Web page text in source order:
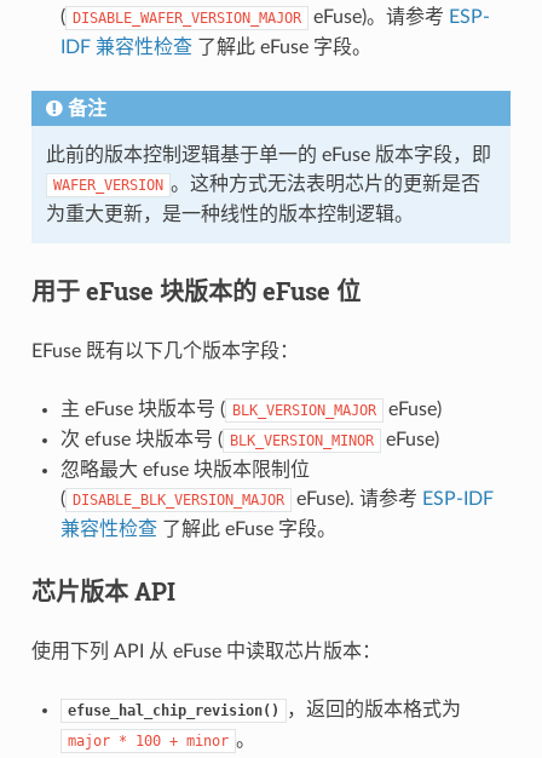
( DISABLE_WAFER_VERSION_MAJOR eFuse)。请参考 ESP-
IDF 兼容性检查了解此 eFuse 字段。
备注
此前的版本控制逻辑基于单一的 eFuse 版本字段，即
WAFER_VERSION 。这种方式无法表明芯片的更新是否
为重大更新，是一种线性的版本控制逻辑。
用于 eFuse 块版本的 eFuse 位
EFuse 既有以下几个版本字段：
主 eFuse 块版本号 ( BLK_VERSION_MAJOR
eFuse)
次 efuse 块版本号 ( BLK_VERSION_MINOR
eFuse)
忽略最大 efuse 块版本限制位
( DISABLE_BLK_VERSION_MAJOR eFuse). 请参考 ESP-IDF
兼容性检查了解此 eFuse 字段。
芯片版本 API
使用下列 API 从 eFuse 中读取芯片版本：
efuse_hal_chip_revision() ，返回的版本格式为
major * 100 + minor 。